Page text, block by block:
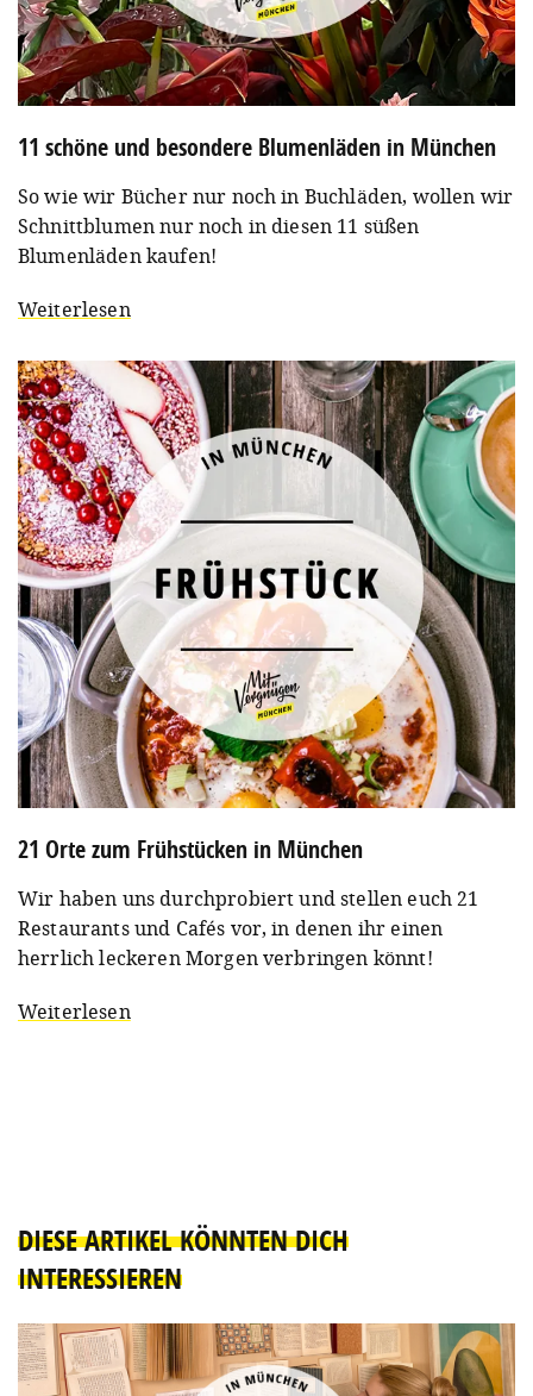
11 schöne und besondere Blumenläden in München
So wie wir Bücher nur noch in Buchläden, wollen wir
Schnittblumen nur noch in diesen 11 süßen
Blumenläden kaufen!
Weiterlesen
21 Orte zum Frühstücken in München
Wir haben uns durchprobiert und stellen euch 21
Restaurants und Cafés vor, in denen ihr einen
herrlich leckeren Morgen verbringen könnt!
Weiterlesen
DIESE ARTIKEL KÖNNTEN DICH
INTERESSIEREN